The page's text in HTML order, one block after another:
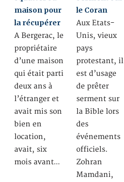
maison pour
la récupérer
A Bergerac, le
propriétaire
d’une maison
qui était parti
deux ans à
l’étranger et
avait mis son
bien en
location,
avait, six
mois avant…
le Coran
Aux Etats-
Unis, vieux
pays
protestant, il
est d’usage
de prêter
serment sur
la Bible lors
des
événements
officiels.
Zohran
Mamdani,